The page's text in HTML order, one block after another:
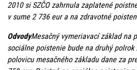
2010 si SZČO zahrnula zaplatené
v sume 2 736 eur a na zdravotné
OdvodyMesačný vymeriavací základ na
sociálne poistenie bude na druhý polrok
polovicu mesačného základu dane za